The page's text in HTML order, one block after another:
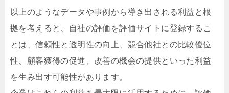
以上のようなデータや事例から導き出される利益と根
拠を考えると、自社の評価を評価サイトに登録するこ
とは、信頼性と透明性の向上、競合他社との比較優位
性、顧客獲得の促進、改善の機会の提供といった利益
を生み出す可能性があります。